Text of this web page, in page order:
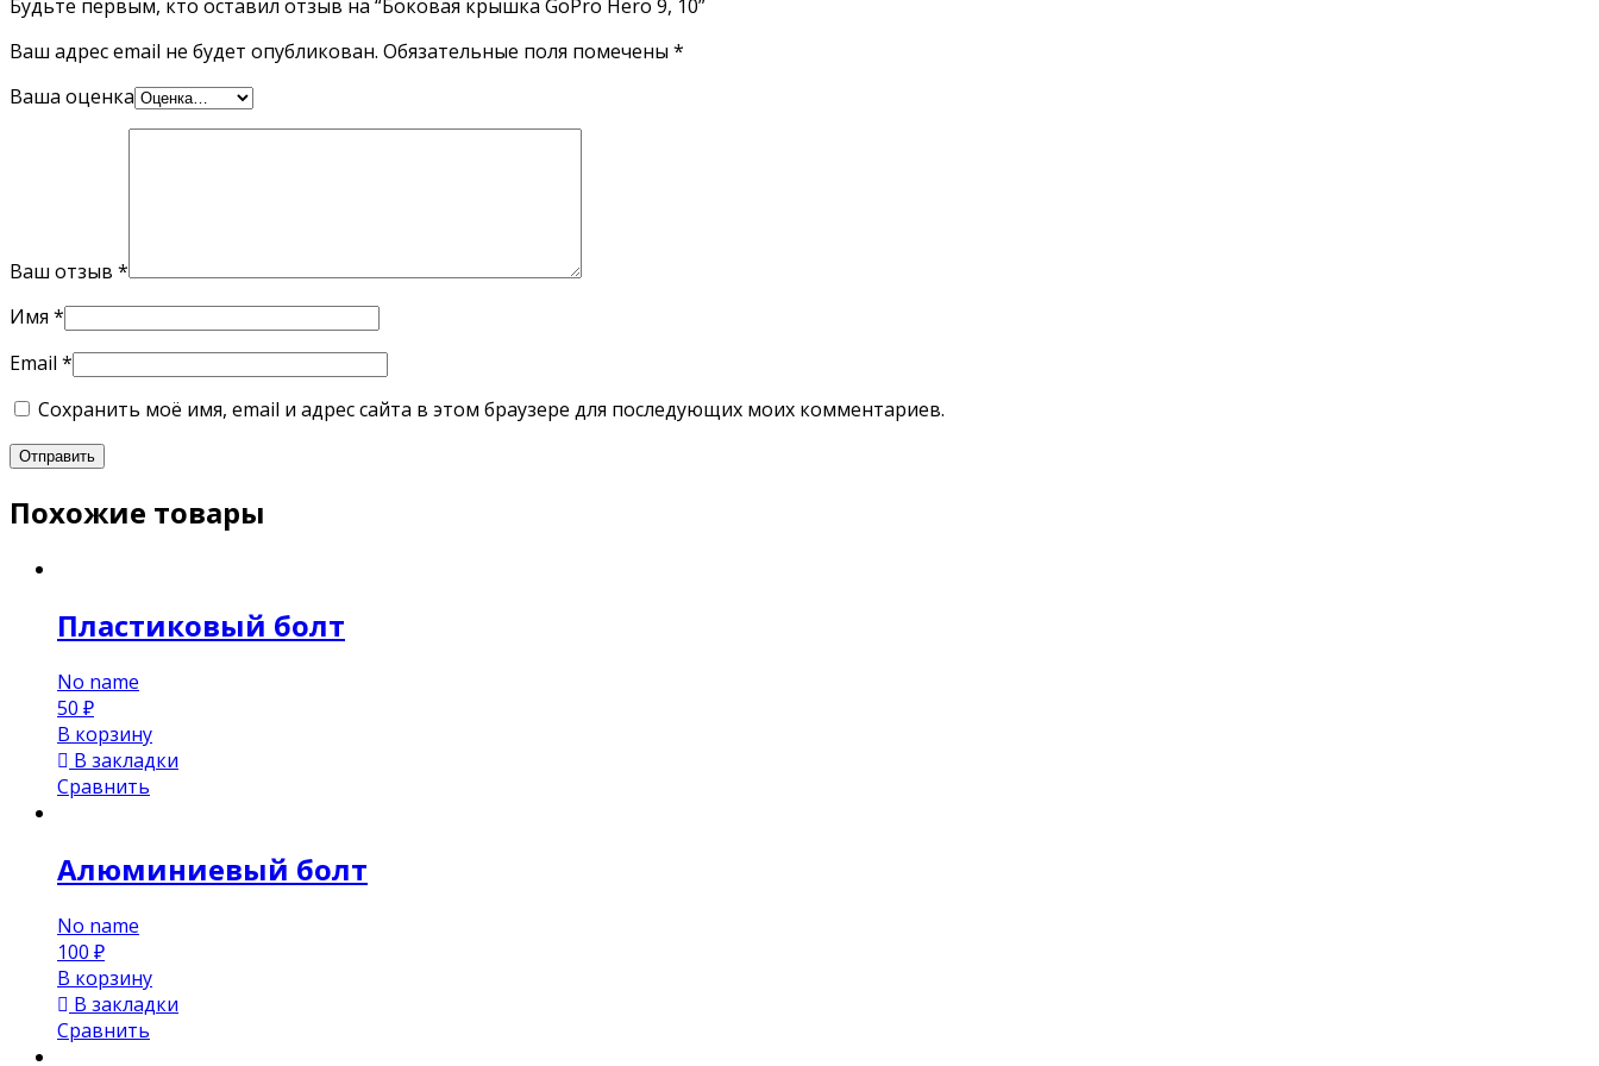
Будьте первым, кто оставил отзыв на “Боковая крышка GoPro Hero 9, 10”
Ваш адрес email не будет опубликован. Обязательные поля помечены *
Ваша оценка
Ваш отзыв *
Имя *
Email *
Сохранить моё имя, email и адрес сайта в этом браузере для последующих моих комментариев.
Похожие товары
Пластиковый болт
No name
50 ₽
В корзину
В закладки
Сравнить
Алюминиевый болт
No name
100 ₽
В корзину
В закладки
Сравнить